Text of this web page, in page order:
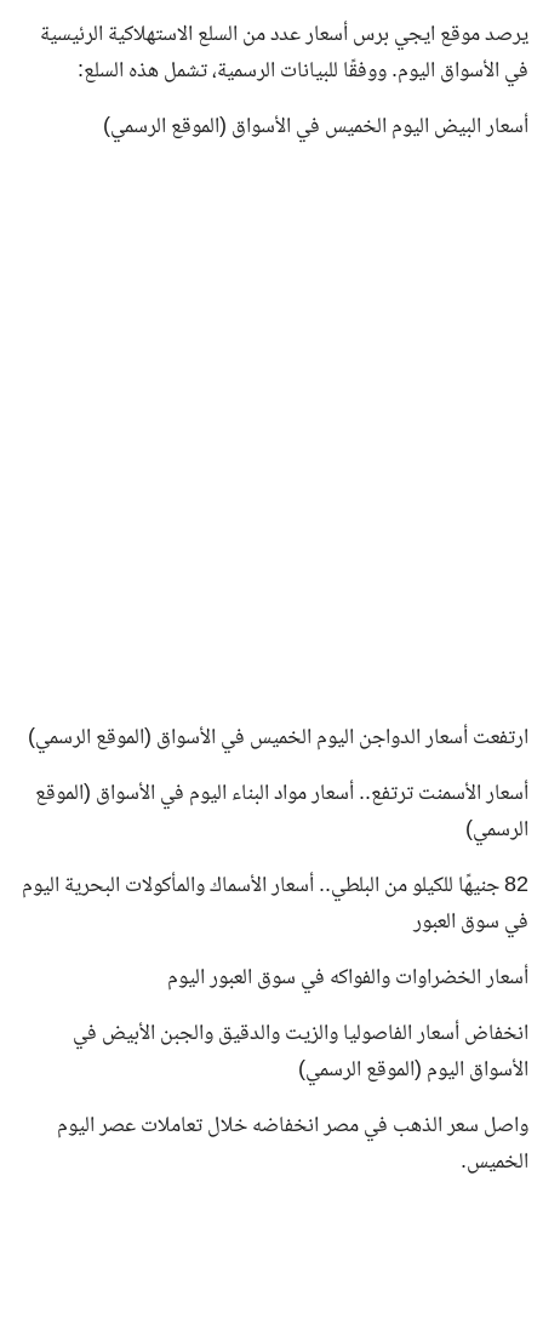
يرصد موقع ايجي برس أسعار عدد من السلع الاستهلاكية الرئيسية
في الأسواق اليوم. ووفقًا للبيانات الرسمية، تشمل هذه السلع:
أسعار البيض اليوم الخميس في الأسواق (الموقع الرسمي)
ارتفعت أسعار الدواجن اليوم الخميس في الأسواق (الموقع الرسمي)
أسعار الأسمنت ترتفع.. أسعار مواد البناء اليوم في الأسواق (الموقع
الرسمي)
82 جنيهًا للكيلو من البلطي.. أسعار الأسماك والمأكولات البحرية اليوم
في سوق العبور
أسعار الخضراوات والفواكه في سوق العبور اليوم
انخفاض أسعار الفاصوليا والزيت والدقيق والجبن الأبيض في
الأسواق اليوم (الموقع الرسمي)
واصل سعر الذهب في مصر انخفاضه خلال تعاملات عصر اليوم
الخميس.